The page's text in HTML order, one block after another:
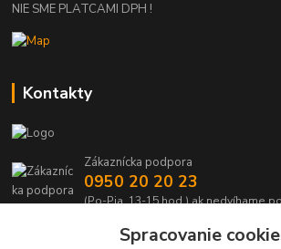
NIE SME PLATCAMI DPH !
Kontakty
Zákaznícka podpora
0950 20 20 23
(Po-Pia, 13-15 hod.) ak nedvíhame
info@kabelmanie.skSpracovanie